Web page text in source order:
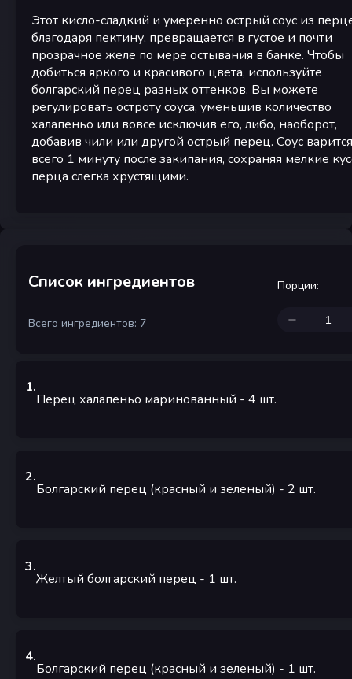
Этот кисло-сладкий и умеренно острый соус из
благодаря пектину, превращается в густое и почти
прозрачное желе по мере остывания в банке. Чтобы
добиться яркого и красивого цвета, используйте
болгарский перец разных оттенков. Вы можете
регулировать остроту соуса, уменьшив количество
халапеньо или вовсе исключив его, либо, наоборот,
добавив чили или другой острый перец. Соус варится
всего 1 минуту после закипания, сохраняя мелкие
перца слегка хрустящими.
Список ингредиентов
Всего ингредиентов: 7
Порции:
1.
Перец халапеньо маринованный - 4 шт.
2.
Болгарский перец (красный и зеленый) - 2 шт.
3.
Желтый болгарский перец - 1 шт.
4.
Болгарский перец (красный и зеленый) - 1 шт.